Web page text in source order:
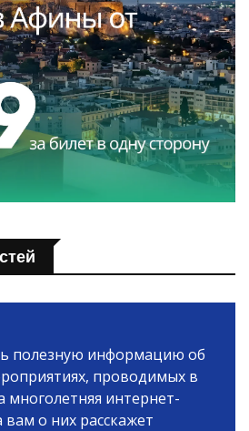
полезную информацию об
проводимых в
многолетняя интернет-
вам о них расскажет